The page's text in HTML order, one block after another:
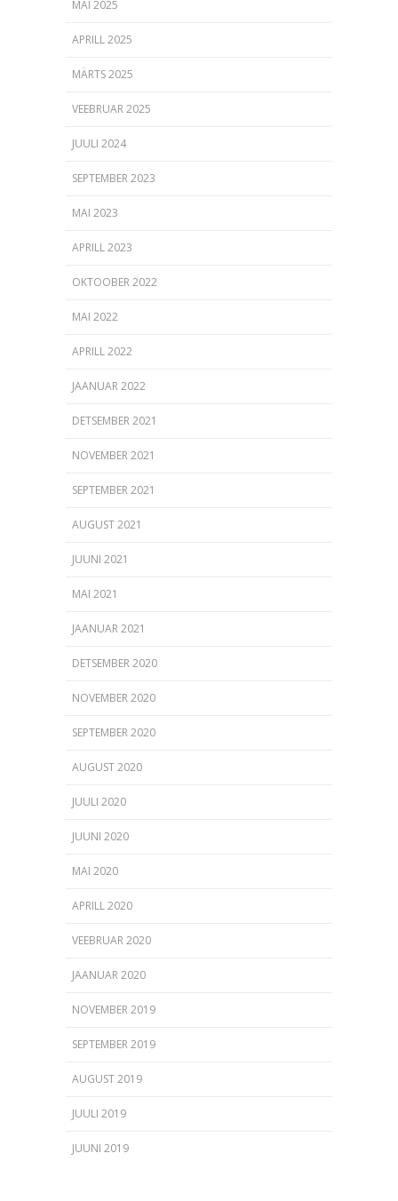
MAI 2025
APRILL 2025
MÄRTS 2025
VEEBRUAR 2025
JUULI 2024
SEPTEMBER 2023
MAI 2023
APRILL 2023
OKTOOBER 2022
MAI 2022
APRILL 2022
JAANUAR 2022
DETSEMBER 2021
NOVEMBER 2021
SEPTEMBER 2021
AUGUST 2021
JUUNI 2021
MAI 2021
JAANUAR 2021
DETSEMBER 2020
NOVEMBER 2020
SEPTEMBER 2020
AUGUST 2020
JUULI 2020
JUUNI 2020
MAI 2020
APRILL 2020
VEEBRUAR 2020
JAANUAR 2020
NOVEMBER 2019
SEPTEMBER 2019
AUGUST 2019
JUULI 2019
JUUNI 2019